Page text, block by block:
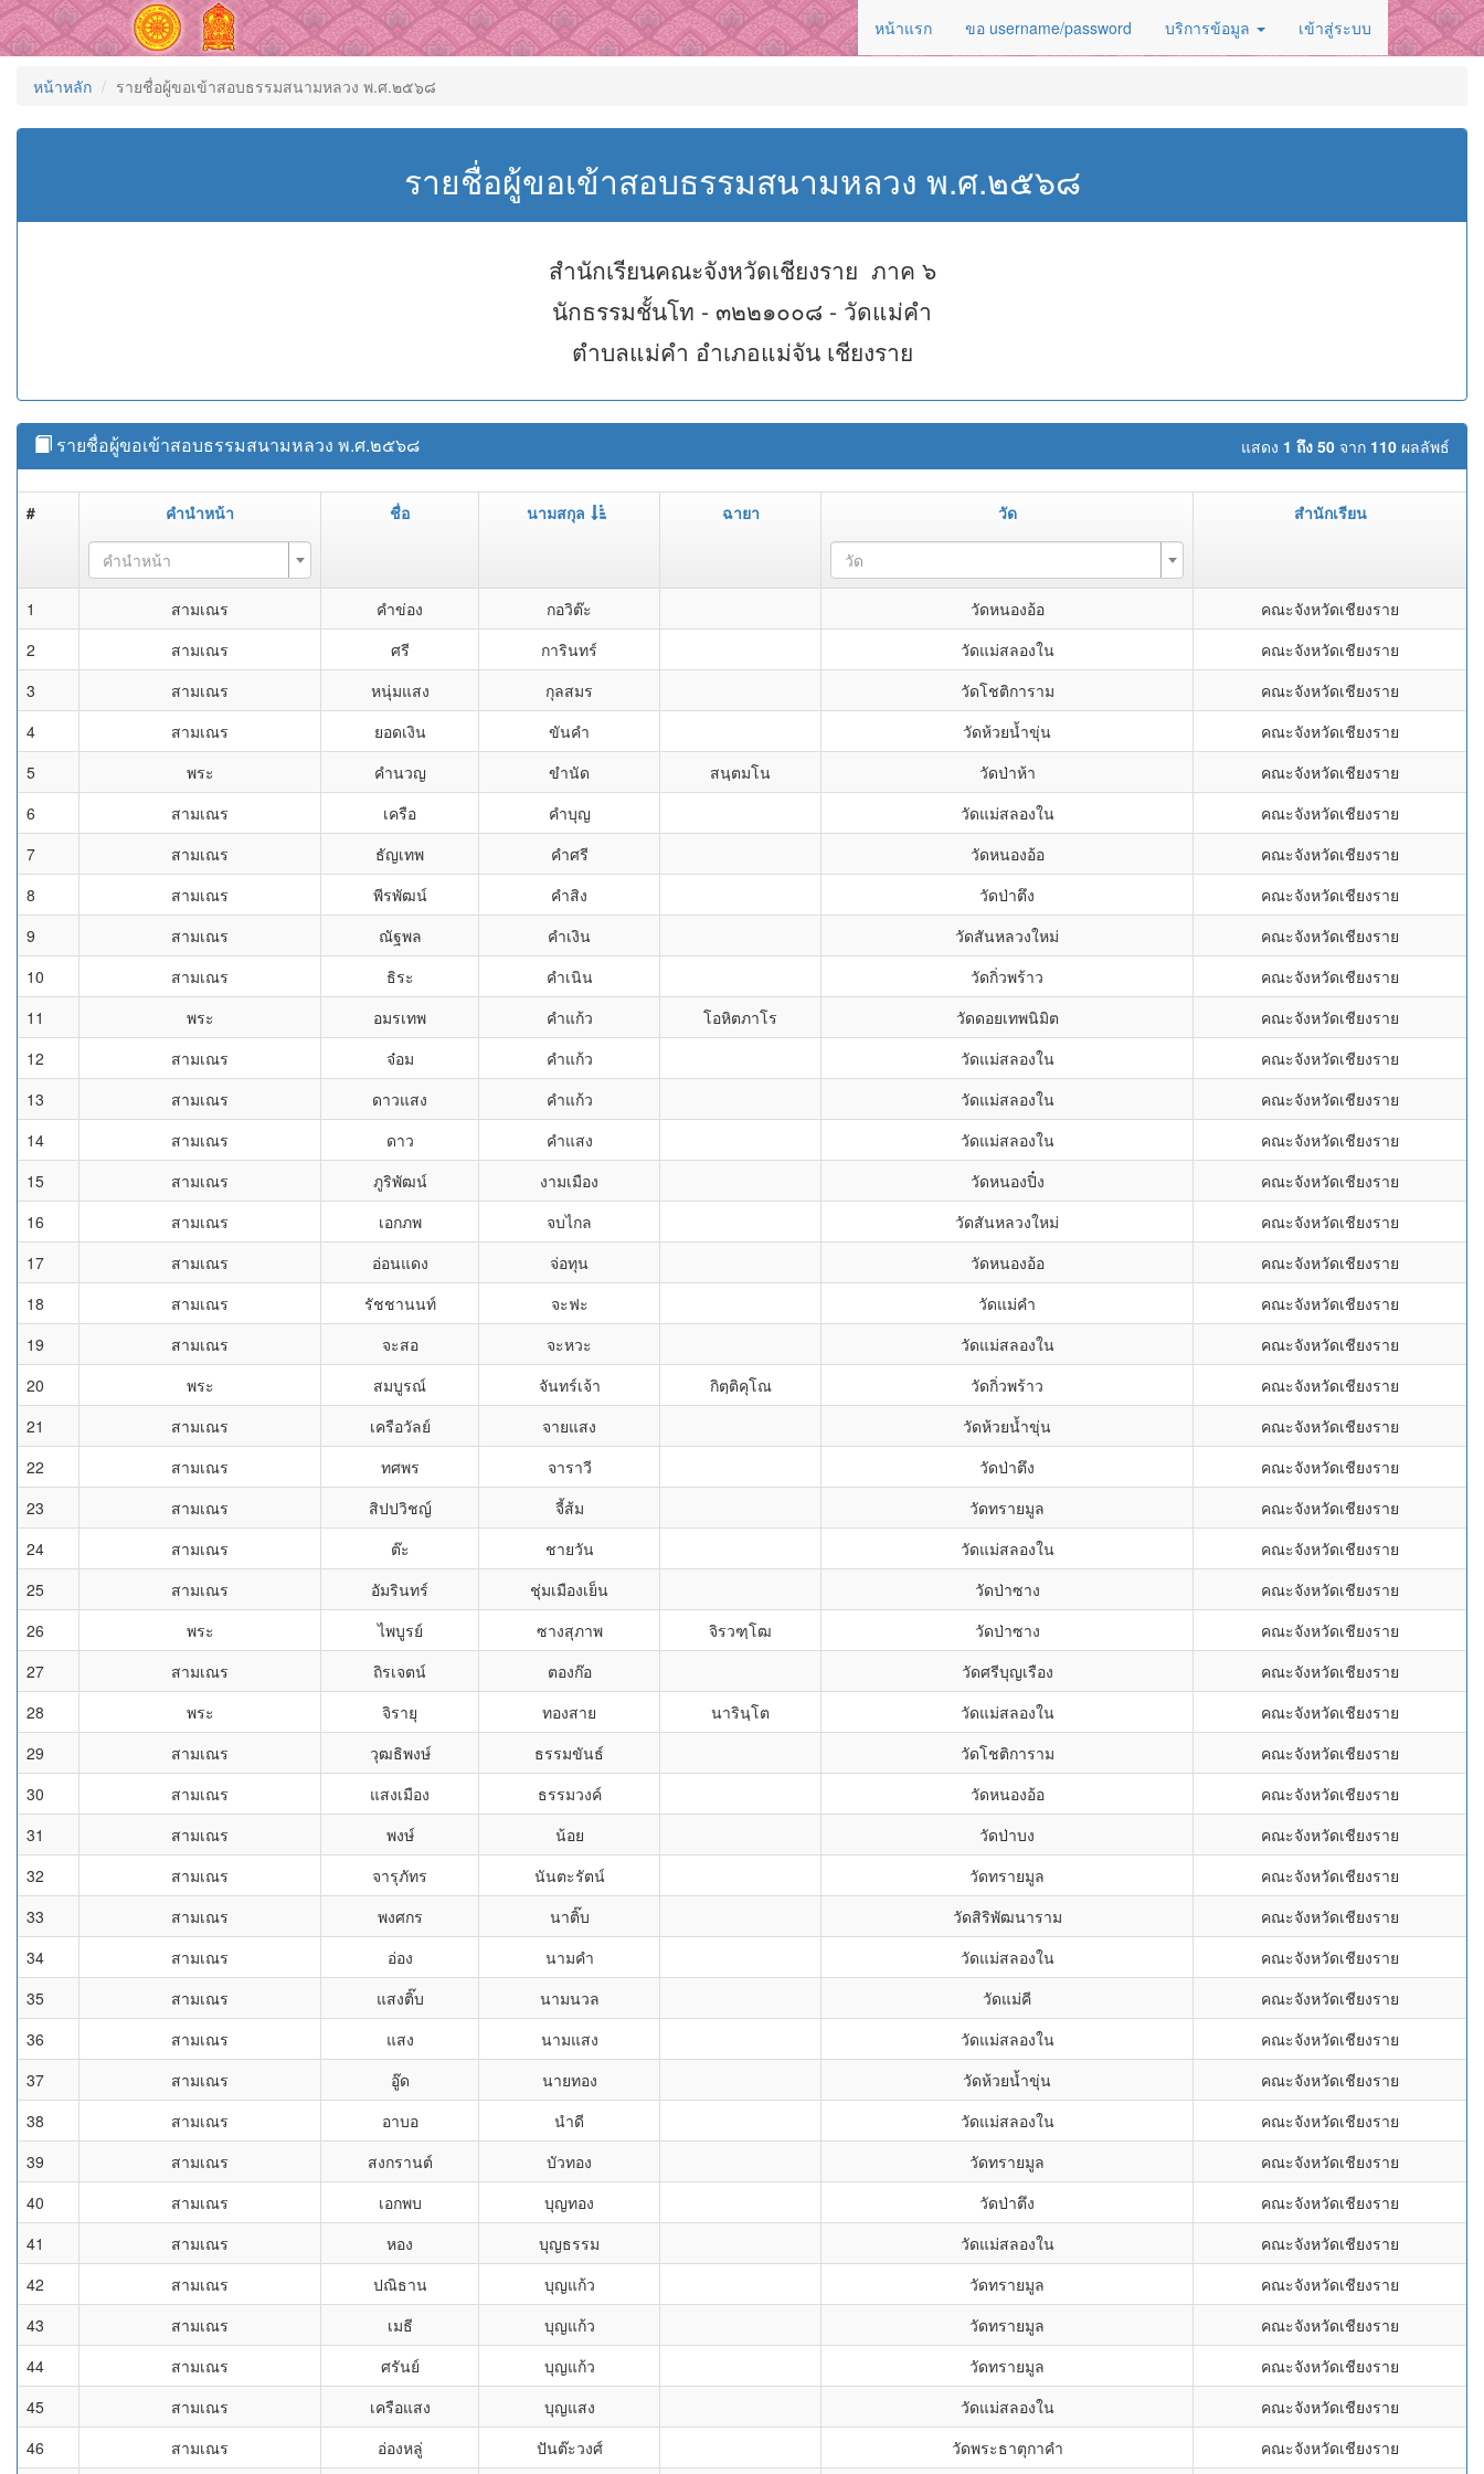
หน้าแรก ขอ username/password บริการข้อมูล เข้าสู่ระบบ
หน้าหลัก รายชื่อผู้ขอเข้าสอบธรรมสนามหลวง พ.ศ.๒๕๖๘
รายชื่อผู้ขอเข้าสอบธรรมสนามหลวง พ.ศ.๒๕๖๘
สำนักเรียนคณะจังหวัดเชียงราย ภาค ๖
นักธรรมชั้นโท - ๓๒๒๑๐๐๘ - วัดแม่คำ
ตำบลแม่คำ อำเภอแม่จัน เชียงราย
แสดง 1 ถึง 50 จาก 110 ผลลัพธ์
รายชื่อผู้ขอเข้าสอบธรรมสนามหลวง พ.ศ.๒๕๖๘
# คำนำหน้า ชื่อ นามสกุล ฉายา วัด สำนักเรียน
คำนำหน้า วัด
1 สามเณร คำข่อง กอวิต๊ะ วัดหนองอ้อ
คณะจังหวัดเชียงราย
2
สามเณร ศรี การินทร์ วัดแม่สลองใน
คณะจังหวัดเชียงราย
3
สามเณร หนุ่มแสง กุลสมร วัดโชติการาม
คณะจังหวัดเชียงราย
4
สามเณร ยอดเงิน ขันคำ วัดห้วยน้ำขุ่น
คณะจังหวัดเชียงราย
5
พระ คำนวญ ขำนัด สนฺตมโน วัดป่าห้า
คณะจังหวัดเชียงราย
6
สามเณร เครือ คำบุญ วัดแม่สลองใน
คณะจังหวัดเชียงราย
7
สามเณร ธัญเทพ คำศรี วัดหนองอ้อ
คณะจังหวัดเชียงราย
8
สามเณร พีรพัฒน์ คำสิง วัดป่าตึง
คณะจังหวัดเชียงราย
9
สามเณร ณัฐพล คำเงิน วัดสันหลวงใหม่
คณะจังหวัดเชียงราย
10
สามเณร ธิระ คำเนิน วัดกิ่วพร้าว
คณะจังหวัดเชียงราย
11
พระ อมรเทพ คำแก้ว โอหิตภาโร วัดดอยเทพนิมิต
คณะจังหวัดเชียงราย
12
สามเณร จ๋อม คำแก้ว วัดแม่สลองใน
คณะจังหวัดเชียงราย
13
สามเณร ดาวแสง คำแก้ว วัดแม่สลองใน
คณะจังหวัดเชียงราย
14
สามเณร ดาว คำแสง วัดแม่สลองใน
คณะจังหวัดเชียงราย
15
สามเณร ภูริพัฒน์ งามเมือง วัดหนองปิ๋ง
คณะจังหวัดเชียงราย
16
สามเณร เอกภพ จบไกล วัดสันหลวงใหม่
คณะจังหวัดเชียงราย
17
สามเณร อ่อนแดง จ่อทุน วัดหนองอ้อ
คณะจังหวัดเชียงราย
18
สามเณร รัชชานนท์ จะฟะ วัดแม่คำ
คณะจังหวัดเชียงราย
19
สามเณร จะสอ จะหวะ วัดแม่สลองใน
คณะจังหวัดเชียงราย
20
พระ สมบูรณ์ จันทร์เจ้า กิตฺติคุโณ วัดกิ่วพร้าว
คณะจังหวัดเชียงราย
21
สามเณร เครือวัลย์ จายแสง วัดห้วยน้ำขุ่น
คณะจังหวัดเชียงราย
22
สามเณร ทศพร จาราวี วัดป่าตึง
คณะจังหวัดเชียงราย
23
สามเณร สิปปวิชญ์ จี้ส้ม วัดทรายมูล
คณะจังหวัดเชียงราย
24
สามเณร ต๊ะ ชายวัน วัดแม่สลองใน
คณะจังหวัดเชียงราย
25
สามเณร อัมรินทร์ ชุ่มเมืองเย็น วัดป่าซาง
คณะจังหวัดเชียงราย
26
พระ ไพบูรย์ ซางสุภาพ จิรวฑฺโฒ วัดป่าซาง
คณะจังหวัดเชียงราย
27
สามเณร ถิรเจตน์ ตองก๊อ วัดศรีบุญเรือง
คณะจังหวัดเชียงราย
28
พระ จิรายุ ทองสาย นารินฺโต วัดแม่สลองใน
คณะจังหวัดเชียงราย
29
สามเณร วุฒธิพงษ์ ธรรมขันธ์ วัดโชติการาม
คณะจังหวัดเชียงราย
30
สามเณร แสงเมือง ธรรมวงค์ วัดหนองอ้อ
คณะจังหวัดเชียงราย
31
สามเณร พงษ์ น้อย วัดป่าบง
คณะจังหวัดเชียงราย
32
สามเณร จารุภัทร นันตะรัตน์ วัดทรายมูล
คณะจังหวัดเชียงราย
33
สามเณร พงศกร นาติ๊บ วัดสิริพัฒนาราม
คณะจังหวัดเชียงราย
34
สามเณร อ่อง นามคำ วัดแม่สลองใน
คณะจังหวัดเชียงราย
35
สามเณร แสงติ๊บ นามนวล วัดแม่คี
คณะจังหวัดเชียงราย
36
สามเณร แสง นามแสง วัดแม่สลองใน
คณะจังหวัดเชียงราย
37
สามเณร อู๊ด นายทอง วัดห้วยน้ำขุ่น
คณะจังหวัดเชียงราย
38
สามเณร อาบอ นำดี วัดแม่สลองใน
คณะจังหวัดเชียงราย
39
สามเณร สงกรานต์ บัวทอง วัดทรายมูล
คณะจังหวัดเชียงราย
40
สามเณร เอกพบ บุญทอง วัดป่าตึง
คณะจังหวัดเชียงราย
41
สามเณร หอง บุญธรรม วัดแม่สลองใน
คณะจังหวัดเชียงราย
42
สามเณร ปณิธาน บุญแก้ว วัดทรายมูล
คณะจังหวัดเชียงราย
43
สามเณร เมธี บุญแก้ว วัดทรายมูล
คณะจังหวัดเชียงราย
44
สามเณร ศรันย์ บุญแก้ว วัดทรายมูล
คณะจังหวัดเชียงราย
45
สามเณร เครือแสง บุญแสง วัดแม่สลองใน
คณะจังหวัดเชียงราย
46
สามเณร อ่องหลู่ ปันต๊ะวงศ์ วัดพระธาตุกาคำ คณะจังหวัดเชียงราย